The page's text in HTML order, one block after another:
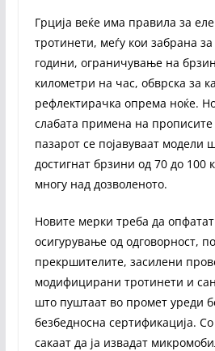
Грција веќе има правила за
тротинети, меѓу кои забрана
години, ограничување на
километри на час, обврска за
рефлектирачка опрема ноќе.
слабата примена на
пазарот се појавуваат модели
достигнат брзини од 70 до 100
многу над дозволеното.
Новите мерки треба да
осигурување од одговорност,
прекршителите, засилени
модифицирани тротинети и
што пуштаат во промет уреди
безбедносна сертификација.
сакаат да ја извадат